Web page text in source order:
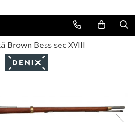
Brown Bess sec XVIII